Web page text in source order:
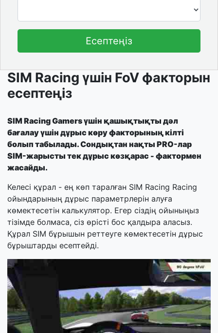
Есептеңіз
SIM Racing үшін FoV факторын
есептеңіз
SIM Racing Gamers үшін қашықтықты дәл
бағалау үшін дұрыс көру факторының кілті
болып табылады. Сондықтан нақты PRO-лар
SIM-жарысты тек дұрыс көзқарас - фактормен
жасайды.
Келесі құрал - ең көп таралған SIM Racing Racing
ойындарының дұрыс параметрлерін алуға
көмектесетін калькулятор. Егер сіздің ойыныңыз
тізімде болмаса, сіз өрісті бос қалдыра аласыз.
Құрал SIM бұрышын реттеуге көмектесетін дұрыс
бұрыштарды есептейді.